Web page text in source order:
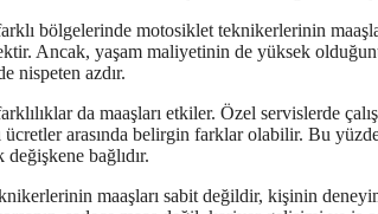
bölgelerinde motosiklet teknikerlerinin
Ancak, yaşam maliyetinin de yüksek
nispeten azdır.
da maaşları etkiler. Özel servislerde
ücretler arasında belirgin farklar olabilir. Bu
değişkene bağlıdır.
maaşları sabit değildir, kişinin